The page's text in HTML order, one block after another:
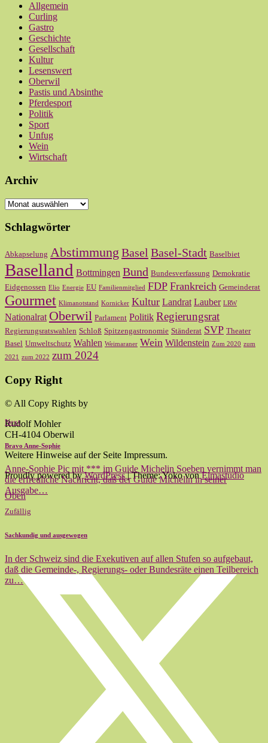
Allgemein
Curling
Gastro
Geschichte
Gesellschaft
Kultur
Lesenswert
Oberwil
Pastis und Absinthe
Pferdesport
Politik
Sport
Unfug
Wein
Wirtschaft
Archiv
Archiv
Schlagwörter
Abkapselung Abstimmung Basel Basel-Stadt Baselbiet
Baselland Bottmingen Bund Bundesverfassung Demokratie
Eidgenossen Elio Energie EU Familienmitglied FDP Frankreich Gemeinderat
Gourmet Klimanotstand Kornicker Kultur Landrat Lauber LRW
Nationalrat Oberwil Parlament Politik Regierungsrat
Regierungsratswahlen Schloß Spitzengastronomie Ständerat SVP Theater
Basel Umweltschutz Wahlen Weimaraner Wein Wildenstein Zum 2020 zum
2021
zum 2022 zum 2024
Copy Right
© All Copy Rights by
Rudolf Mohler
CH-4104 Oberwil
Weitere Hinweise auf der Seite Impressum.
Proudly powered byWordPress|Theme: Yoko vonElmastudio
Oben
Next
Bravo Anne-Sophie
Anne-Sophie Pic mit *** im Guide Michelin Soeben vernimmt man
die erfreuliche Nachricht, daß der Guide Michelin in seiner
Ausgabe…
Zufällig
Sachkundig und ausgewogen
In der Schweiz sind die Exekutiven auf allen Stufen so aufgebaut,
daß die Gemeinde-, Regierungs- oder Bundesräte einen Teilbereich
zu…